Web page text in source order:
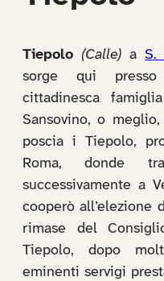
Tiepolo (Calle) a S.
sorge qui
cittadinesca
Sansovino, o
poscia i Tiepolo,
Roma, donde
successivamente a
cooperò all’elezione
rimase del
Tiepolo, dopo
eminenti servigi